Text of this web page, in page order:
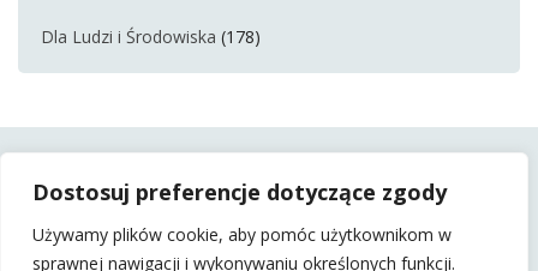
Dostosuj preferencje dotyczące zgody
Używamy plików cookie, aby pomóc użytkownikom w
sprawnej nawigacji i wykonywaniu określonych funkcji.
Dla Ludzi i Środowiska (178)